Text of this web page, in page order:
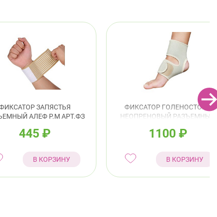
ЗАПЯСТЬЯ
АЛЕФ Р.M АРТ.ФЗ
445 ₽
В КОРЗИНУ
ФИКСАТОР ГОЛЕНОСТОПА
НЕОПРЕНОВЫЙ РАЗЪЕМНЫЙ
1100 ₽
В КОРЗИНУ